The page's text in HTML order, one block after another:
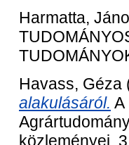
Harmatta,
Havass, Géza
alakulásáról. A
közleményei,